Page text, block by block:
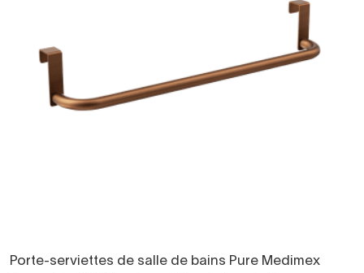
Porte-serviettes de salle de bains Pure Medimex